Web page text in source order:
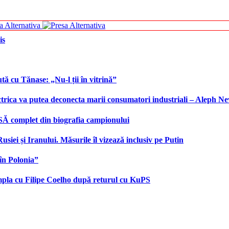
cu Tănase: „Nu-l ții în vitrină”
va putea deconecta marii consumatori industriali – Aleph
complet din biografia campionului
și Iranului. Măsurile îl vizează inclusiv pe Putin
Polonia”
cu Filipe Coelho după returul cu KuPS